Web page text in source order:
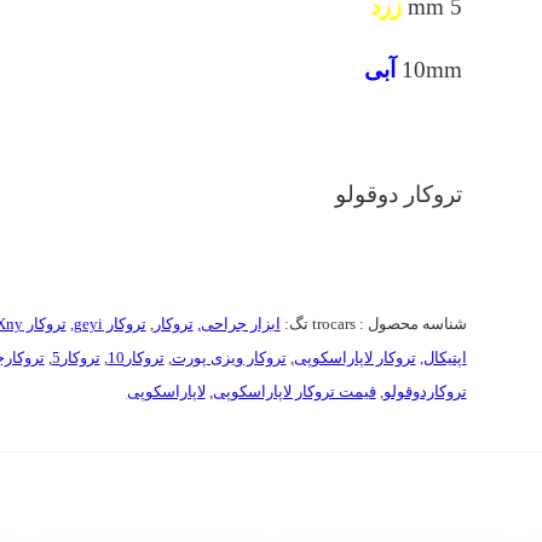
5 mm زرد
10mm آبی
تروکار دوقولو
شناسه محصول :trocars تگ: ابزار جراحی,تروکار,تروکار geyi ,تروکار Xny
اپتیکال,تروکار لاپاراسکوپی,تروکار ویزی پورت,تروکار10 ,تروکار5 ,
تروکاردوقولو,قیمت تروکار لاپاراسکوپی,لاپاراسکوپی